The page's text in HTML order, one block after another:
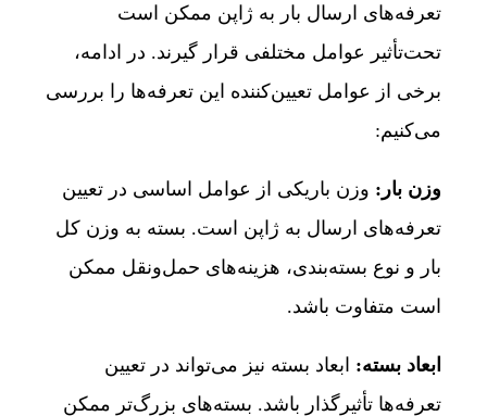
تعرفه‌های ارسال بار به ژاپن ممکن است
تحت‌تأثیر عوامل مختلفی قرار گیرند. در ادامه،
برخی از عوامل تعیین‌کننده این تعرفه‌ها را بررسی
می‌کنیم:
وزن بار: وزن باریکی از عوامل اساسی در تعیین
تعرفه‌های ارسال به ژاپن است. بسته به وزن کل
بار و نوع بسته‌بندی، هزینه‌های حمل‌ونقل ممکن
است متفاوت باشد.
ابعاد بسته: ابعاد بسته نیز می‌تواند در تعیین
تعرفه‌ها تأثیرگذار باشد. بسته‌های بزرگ‌تر ممکن